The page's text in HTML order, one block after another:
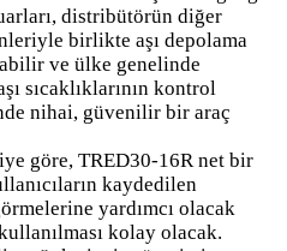
distribütörün diğer
birlikte aşı depolama
ve ülke genelinde
sıcaklıklarının kontrol
nihai, güvenilir bir araç
göre, TRED30-16R net bir
kaydedilen
yardımcı olacak
kolay olacak.